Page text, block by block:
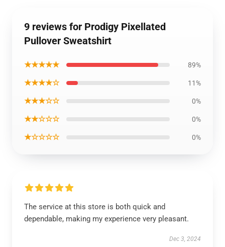
9 reviews for Prodigy Pixellated
Pullover Sweatshirt
★★★★★ 89%
★★★★☆ 11%
★★★☆☆ 0%
★★☆☆☆ 0%
★☆☆☆☆ 0%
The service at this store is both quick and
dependable, making my experience very pleasant.
Dec 3, 2024